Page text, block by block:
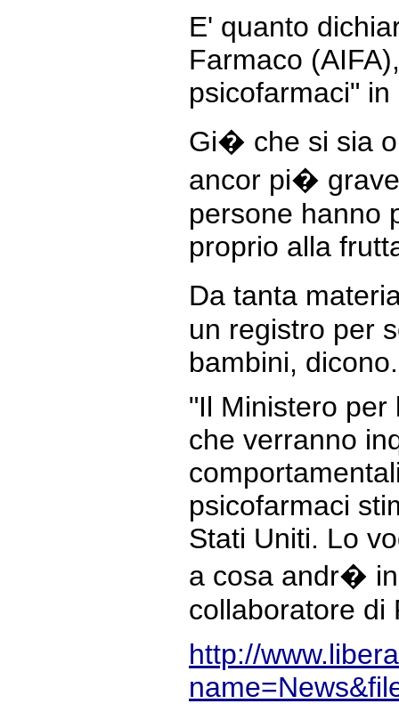
E' quanto
Farmaco
psicofarmaci"
Gi� che si sia
ancor pi�
persone hanno
proprio alla
Da tanta
un registro per
bambini, dicono.
"Il Ministero per
che verranno
psicofarmaci
Stati Uniti. Lo
a cosa andr�
collaboratore di
http://